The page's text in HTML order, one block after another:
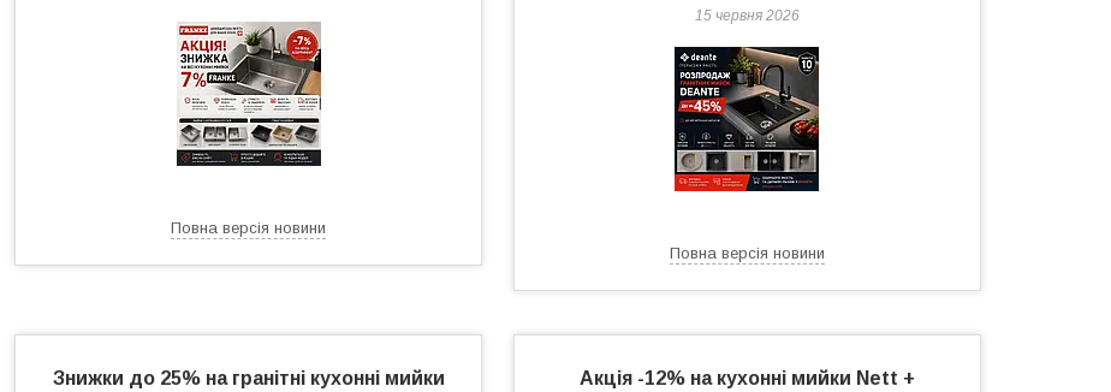
Повна версія новини
15 червня 2026
Повна версія новини
Знижки до 25% на гранітні кухонні мийки
Акція -12% на кухонні мийки Nett +